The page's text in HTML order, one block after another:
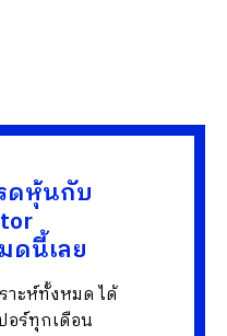
ดหุ้นกับ
ดนี้เลย
าะห์ทั้งหมด ได้
อร์ทุกเดือน